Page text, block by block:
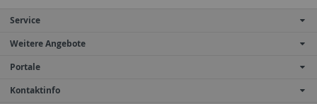
Service
Weitere Angebote
Portale
Kontaktinfo